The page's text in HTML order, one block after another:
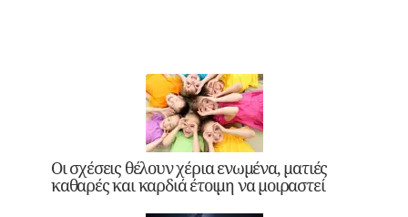
Οι σχέσεις θέλουν χέρια ενωμένα, ματιές
καθαρές και καρδιά έτοιμη να μοιραστεί